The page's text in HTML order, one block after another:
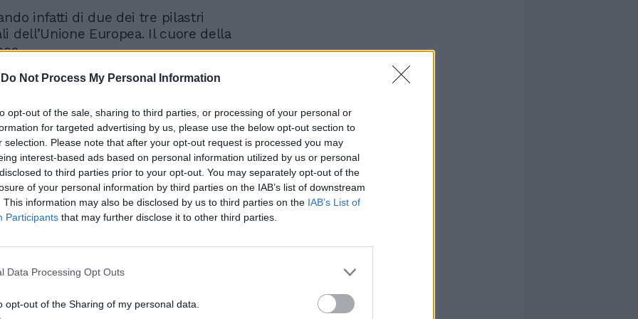
Do Not Process My Personal Information
opt-out of the sale, sharing to third parties, or processing of your personal or
for targeted advertising by us, please use the below opt-out section to
selection. Please note that after your opt-out request is processed you may
interest-based ads based on personal information utilized by us or personal
to third parties prior to your opt-out. You may separately opt-out of the
of your personal information by third parties on the IAB’s list of downstream
This information may also be disclosed by us to third parties on the IAB’s List of
Participants that may further disclose it to other third parties.
Data Processing Opt Outs
opt-out of the Sharing of my personal data.
infatti di due dei tre pilastri
dell’Unione Europea. Il cuore della
quell’Europa latina che finora, nel gioco
proprio a causa del costante
politico delle due nazioni cugine.
intenzioni come il Trattato del
morta.
come oggi il motore franco-italiano
propulsore di una nuova Europa. La
un tempo e il motore franco-tedesco si è
continua ad avere in mano carte
autonomia strategica europea ma la